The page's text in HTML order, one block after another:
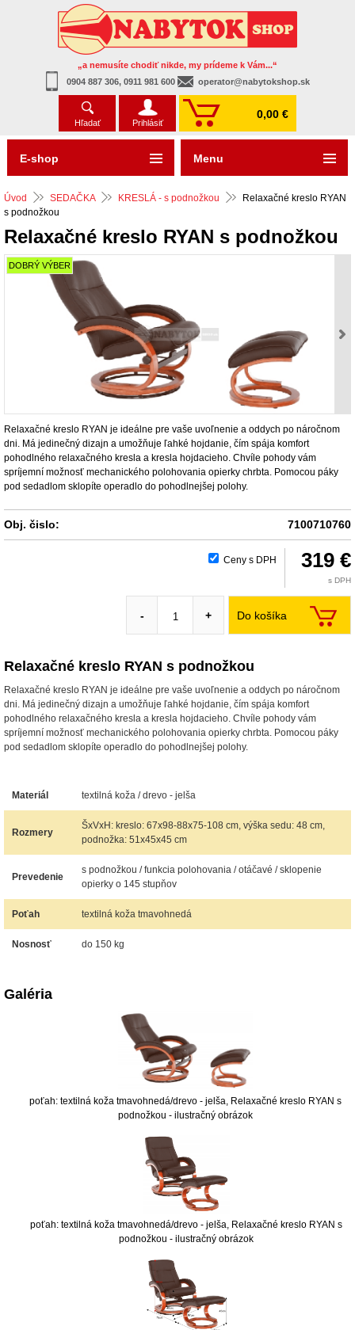
„a nemusíte chodiť nikde, my prídeme k Vám...“
0904 887 306, 0911 981 600
operator@nabytokshop.sk
Hľadať Prihlásiť
0,00 €
Úvod SEDAČKA KRESLÁ - s podnožkou
Relaxačné kreslo RYAN
s podnožkou
Relaxačné kreslo RYAN s podnožkou
DOBRÝ VÝBER
Relaxačné kreslo RYAN je ideálne pre vaše uvoľnenie a oddych po náročnom
dni. Má jedinečný dizajn a umožňuje ľahké hojdanie, čím spája komfort
pohodlného relaxačného kresla a kresla hojdacieho. Chvíle pohody vám
spríjemní možnosť mechanického polohovania opierky chrbta. Pomocou páky
pod sedadlom sklopíte operadlo do pohodlnejšej polohy.
Obj. čislo: 7100710760
Ceny s DPH 319 €
s DPH
Do košíka
- +
Relaxačné kreslo RYAN s podnožkou
Relaxačné kreslo RYAN je ideálne pre vaše uvoľnenie a oddych po náročnom
dni. Má jedinečný dizajn a umožňuje ľahké hojdanie, čím spája komfort
pohodlného relaxačného kresla a kresla hojdacieho. Chvíle pohody vám
spríjemní možnosť mechanického polohovania opierky chrbta. Pomocou páky
pod sedadlom sklopíte operadlo do pohodlnejšej polohy.
Materiál textilná koža / drevo - jelša
Rozmery
ŠxVxH: kreslo: 67x98-88x75-108 cm, výška sedu: 48 cm,
podnožka: 51x45x45 cm
Prevedenie
s podnožkou / funkcia polohovania / otáčavé / sklopenie
opierky o 145 stupňov
Poťah textilná koža tmavohnedá
Nosnosť do 150 kg
Galéria
poťah: textilná koža tmavohnedá/drevo - jelša, Relaxačné kreslo RYAN s
podnožkou - ilustračný obrázok
poťah: textilná koža tmavohnedá/drevo - jelša, Relaxačné kreslo RYAN s
podnožkou - ilustračný obrázok
E-shop Menu